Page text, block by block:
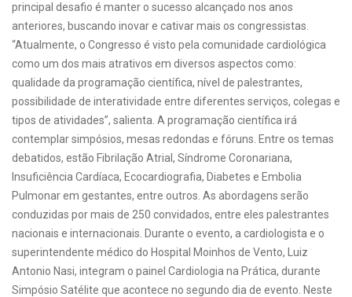
principal desafio é manter o sucesso alcançado nos anos
anteriores, buscando inovar e cativar mais os congressistas.
“Atualmente, o Congresso é visto pela comunidade cardiológica
como um dos mais atrativos em diversos aspectos como:
qualidade da programação científica, nível de palestrantes,
possibilidade de interatividade entre diferentes serviços, colegas e
tipos de atividades”, salienta. A programação científica irá
contemplar simpósios, mesas redondas e fóruns. Entre os temas
debatidos, estão Fibrilação Atrial, Síndrome Coronariana,
Insuficiência Cardíaca, Ecocardiografia, Diabetes e Embolia
Pulmonar em gestantes, entre outros. As abordagens serão
conduzidas por mais de 250 convidados, entre eles palestrantes
nacionais e internacionais. Durante o evento, a cardiologista e o
superintendente médico do Hospital Moinhos de Vento, Luiz
Antonio Nasi, integram o painel Cardiologia na Prática, durante
Simpósio Satélite que acontece no segundo dia de evento. Neste